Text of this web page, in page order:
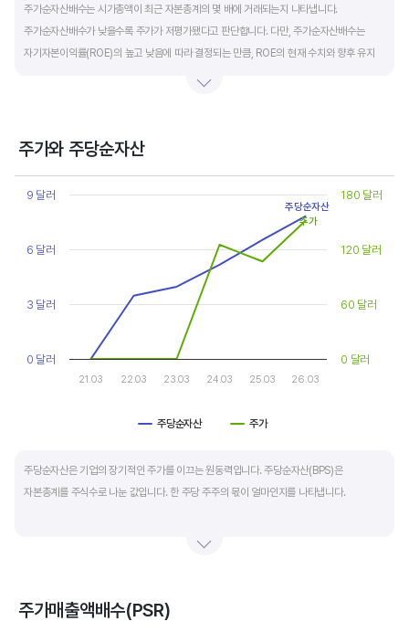
주가순자산배수는 시가총액이 최근 자본총계의 몇 배에 거래되는지 나타냅니다.
주가순자산배수가 낮을수록 주가가 저평가됐다고 판단합니다. 다만, 주가순자산배수는
자기자본이익률(ROE)의 높고 낮음에 따라 결정되는 만큼, ROE의 현재 수치와 향후 유지
거래되면 주가가 저평가된 것으로 판단합니다. ROE&PBR 차트를 함께 보고 분석하는 것을
기업의 10년 정도의 장기적인 주가순자산배수 추이를 확인하는 것이 좋습니다.
주가순자산배수는 자기자본이익률이 높을때와 낮을때에 따라 다르게 평가받습니다. 현재
ROE와 비슷한 ROE를 기록한 과거년도를 찾고, 그 당시 시장에서 평가 받은
주가순자산배수(PBR)를 확인해 현재 주가의 저평가 여부를 판단하는 것이 좋습니다.
주가와 주당순자산
Chart
Line chart with 2 lines.
The chart has 1 X axis displaying categories.
The chart has 2 Y axes displaying values, and values.
주당순자산 주가
21.03 22.03 23.03 24.03 25.03 26.03
0 달러
3 달러
6 달러
9 달러
0 달러
60 달러
120 달러
180 달러
주당순자산
주가
주당순자산은 기업의 장기적인 주가를 이끄는 원동력입니다. 주당순자산(BPS)은
자본총계를 주식수로 나눈 값입니다. 한 주당 주주의 몫이 얼마인지를 나타냅니다.
자본총계가 빠른 속도로 증가합니다. 이에따라 주가도 오르게 됩니다.
주가매출액배수(PSR)